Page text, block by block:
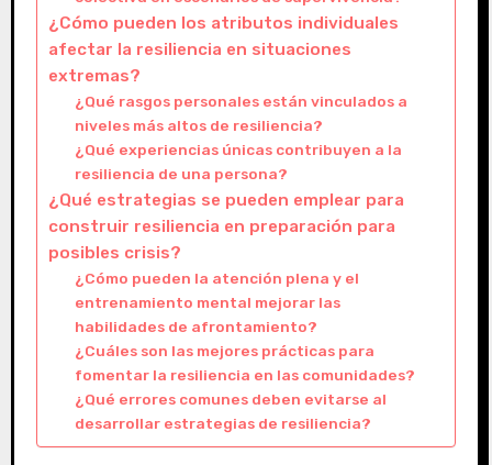
¿Cómo pueden los atributos individuales
afectar la resiliencia en situaciones
extremas?
¿Qué rasgos personales están vinculados a
niveles más altos de resiliencia?
¿Qué experiencias únicas contribuyen a la
resiliencia de una persona?
¿Qué estrategias se pueden emplear para
construir resiliencia en preparación para
posibles crisis?
¿Cómo pueden la atención plena y el
entrenamiento mental mejorar las
habilidades de afrontamiento?
¿Cuáles son las mejores prácticas para
fomentar la resiliencia en las comunidades?
¿Qué errores comunes deben evitarse al
desarrollar estrategias de resiliencia?